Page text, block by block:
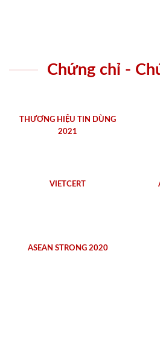
Chứng chỉ -
THƯƠNG HIỆU TIN DÙNG
2021
VIETCERT
ASEAN STRONG 2020